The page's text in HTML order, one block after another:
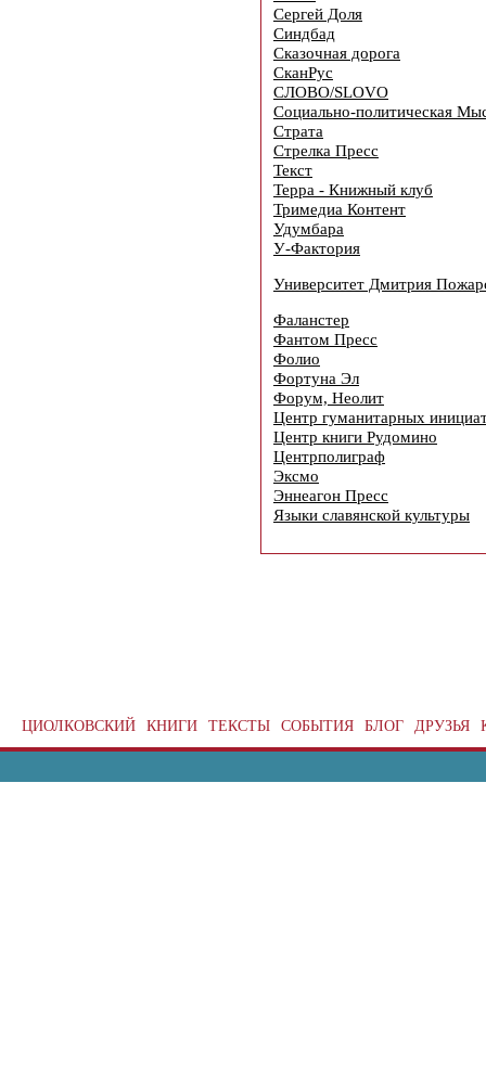
Сергей Доля
Синдбад
Сказочная дорога
СканРус
СЛОВО/SLOVO
Социально-политическая
Страта
Стрелка Пресс
Текст
Терра - Книжный клуб
Тримедиа Контент
Удумбара
У-Фактория
Университет Дмитрия
Фаланстер
Фантом Пресс
Фолио
Фортуна Эл
Форум, Неолит
Центр гуманитарных
Центр книги Рудомино
Центрполиграф
Эксмо
Эннеагон Пресс
Языки славянской культуры
ЦИОЛКОВСКИЙ КНИГИ ТЕКСТЫ СОБЫТИЯ БЛОГ ДРУЗЬЯ